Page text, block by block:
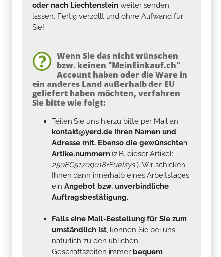
oder nach Liechtenstein weiter senden
lassen. Fertig verzollt und ohne Aufwand für
Sie!
Wenn Sie das nicht wünschen
bzw. keinen "MeinEinkauf.ch"
Account haben oder die Ware in
ein anderes Land außerhalb der EU
geliefert haben möchten, verfahren
Sie bitte wie folgt:
Teilen Sie uns hierzu bitte per Mail an
kontakt@yerd.de Ihren Namen und
Adresse mit. Ebenso die gewünschten
Artikelnummern (z.B. dieser Artikel:
250FO51709018+Fuelsys). Wir schicken
Ihnen dann innerhalb eines Arbeitstages
ein Angebot bzw. unverbindliche
Auftragsbestätigung.
Falls eine Mail-Bestellung für Sie zum
umständlich ist, können Sie bei uns
natürlich zu den üblichen
Geschäftszeiten immer bequem